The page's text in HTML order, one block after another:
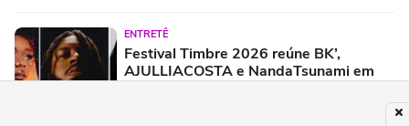
ENTRETÊ
Festival Timbre 2026 reúne BK’,
AJULLIACOSTA e NandaTsunami em